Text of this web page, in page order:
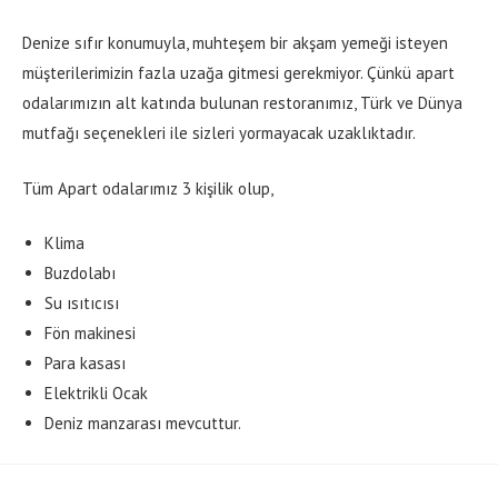
Denize sıfır konumuyla, muhteşem bir akşam yemeği isteyen
müşterilerimizin fazla uzağa gitmesi gerekmiyor. Çünkü apart
odalarımızın alt katında bulunan restoranımız, Türk ve Dünya
mutfağı seçenekleri ile sizleri yormayacak uzaklıktadır.
Tüm Apart odalarımız 3 kişilik olup,
Klima
Buzdolabı
Su ısıtıcısı
Fön makinesi
Para kasası
Elektrikli Ocak
Deniz manzarası mevcuttur.